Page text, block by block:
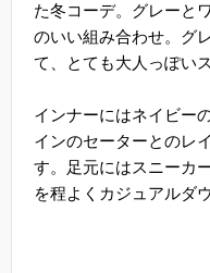
た冬コーデ。グレーと
のいい組み合わせ。グ
て、とても大人っぽい
インナーにはネイビー
インのセーターとのレ
す。足元にはスニーカ
を程よくカジュアルダウ